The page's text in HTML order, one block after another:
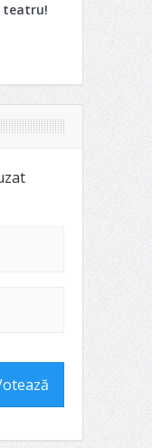
teatru!